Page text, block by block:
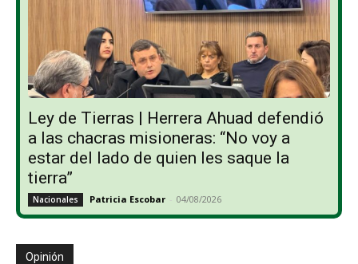
Ley de Tierras | Herrera Ahuad defendió
a las chacras misioneras: “No voy a
estar del lado de quien les saque la
tierra”
Nacionales Patricia Escobar - 04/08/2026
Opinión